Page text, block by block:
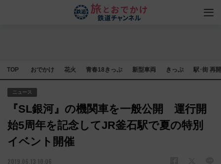
TOP おでかけ 花火 青春18きっぷ 新型車両 きっぷ 駅･街 再
ニュース
『SL銀河』の機関車を一般公開 運行開
始5周年を記念してJR釜石駅で夏の特別
イベント開催
2019.06.13 10:06